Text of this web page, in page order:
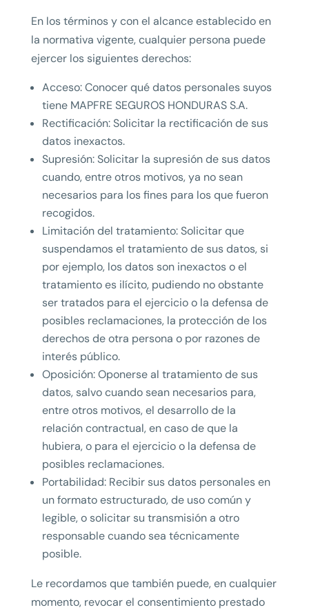
En los términos y con el alcance establecido en
la normativa vigente, cualquier persona puede
ejercer los siguientes derechos:
Acceso: Conocer qué datos personales suyos
tiene MAPFRE SEGUROS HONDURAS S.A.
Rectificación: Solicitar la rectificación de sus
datos inexactos.
Supresión: Solicitar la supresión de sus datos
cuando, entre otros motivos, ya no sean
necesarios para los fines para los que fueron
recogidos.
Limitación del tratamiento: Solicitar que
suspendamos el tratamiento de sus datos, si
por ejemplo, los datos son inexactos o el
tratamiento es ilícito, pudiendo no obstante
ser tratados para el ejercicio o la defensa de
posibles reclamaciones, la protección de los
derechos de otra persona o por razones de
interés público.
Oposición: Oponerse al tratamiento de sus
datos, salvo cuando sean necesarios para,
entre otros motivos, el desarrollo de la
relación contractual, en caso de que la
hubiera, o para el ejercicio o la defensa de
posibles reclamaciones.
Portabilidad: Recibir sus datos personales en
un formato estructurado, de uso común y
legible, o solicitar su transmisión a otro
responsable cuando sea técnicamente
posible.
Le recordamos que también puede, en cualquier
momento, revocar el consentimiento prestado